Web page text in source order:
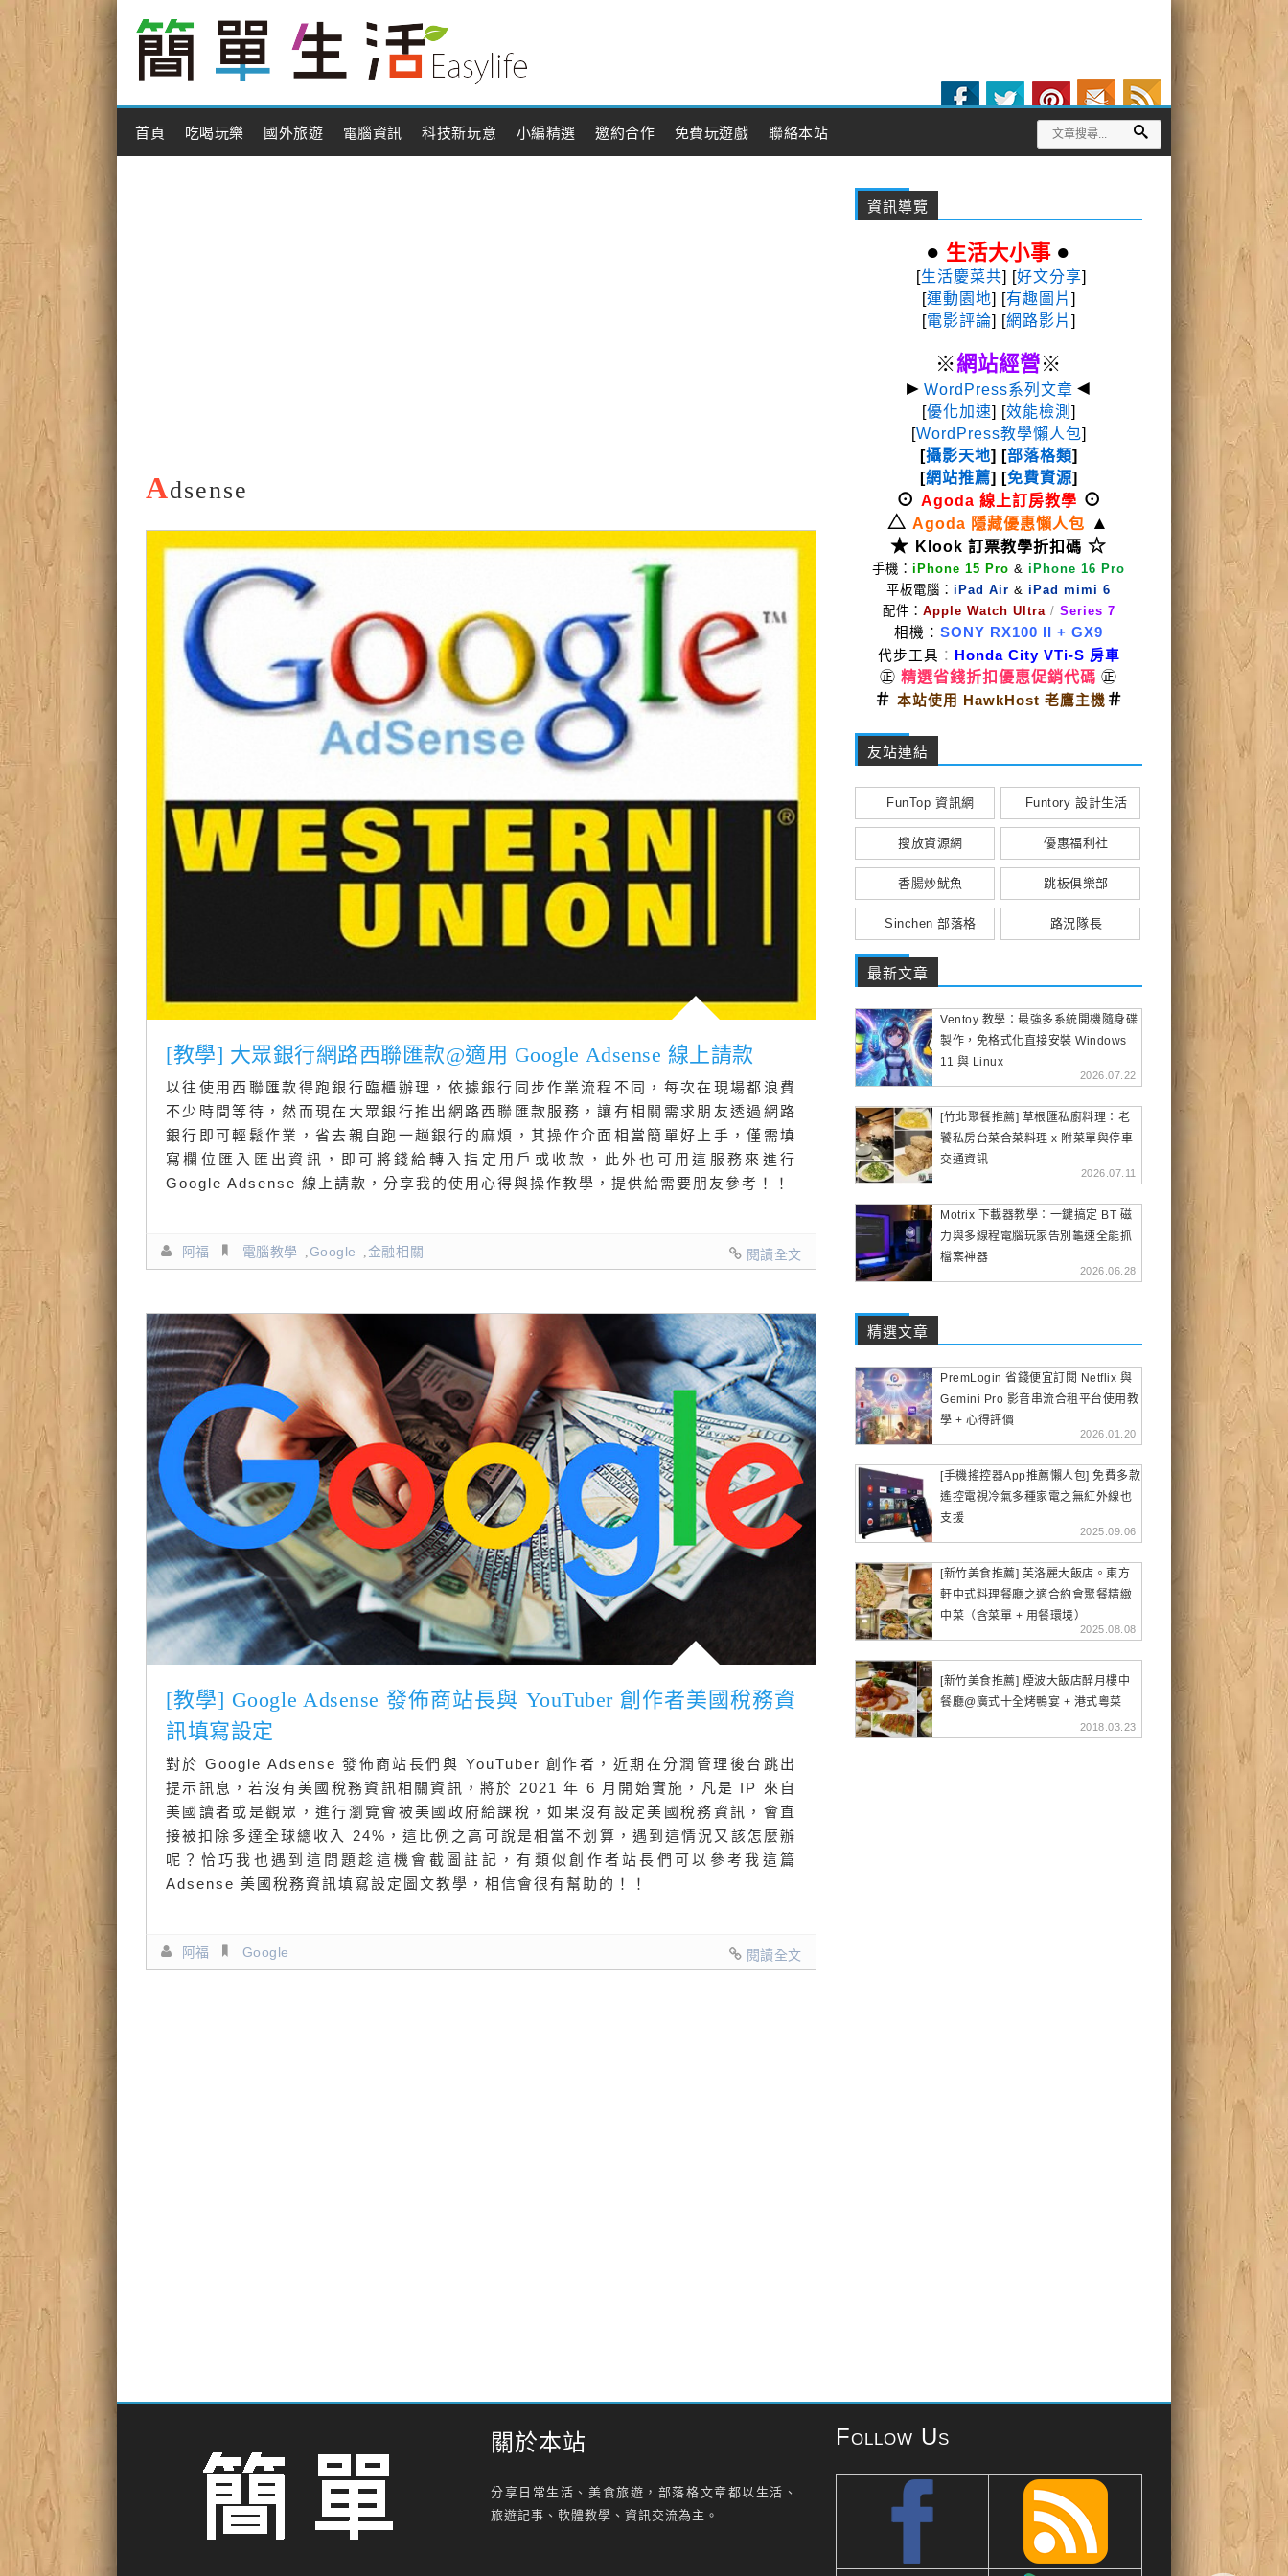
Main Menu
首頁 吃喝玩樂 國外旅遊 電腦資訊 科技新玩意 小編精選 邀約合作 免費玩遊戲 聯絡本站
Adsense
[教學] 大眾銀行網路西聯匯款@適用 Google Adsense 線上請款
以往使用西聯匯款得跑銀行臨櫃辦理，依據銀行同步作業流程不同，每次在現場都浪費
不少時間等待，然而現在大眾銀行推出網路西聯匯款服務，讓有相關需求朋友透過網路
銀行即可輕鬆作業，省去親自跑一趟銀行的麻煩，其操作介面相當簡單好上手，僅需填
寫欄位匯入匯出資訊，即可將錢給轉入指定用戶或收款，此外也可用這服務來進行
Google Adsense 線上請款，分享我的使用心得與操作教學，提供給需要朋友參考！！
阿福 電腦教學 Google 金融相關 閱讀全文
[教學] Google Adsense 發佈商站長與 YouTuber 創作者美國稅務資
訊填寫設定
對於 Google Adsense 發佈商站長們與 YouTuber 創作者，近期在分潤管理後台跳出
提示訊息，若沒有美國稅務資訊相關資訊，將於 2021 年 6 月開始實施，凡是 IP 來自
美國讀者或是觀眾，進行瀏覽會被美國政府給課稅，如果沒有設定美國稅務資訊，會直
接被扣除多達全球總收入 24%，這比例之高可說是相當不划算，遇到這情況又該怎麼辦
呢？恰巧我也遇到這問題趁這機會截圖註記，有類似創作者站長們可以參考我這篇
Adsense 美國稅務資訊填寫設定圖文教學，相信會很有幫助的！！
阿福 Google 閱讀全文
資訊導覽
● 生活大小事 ●
[生活慶菜共] [好文分享]
[運動園地] [有趣圖片 ]
[電影評論] [網路影片 ]
※網站經營※
► WordPress系列文章 ◄
[優化加速] [效能檢測 ]
[WordPress教學懶人包]
[攝影天地] [部落格類]
[網站推薦] [免費資源]
⊙ Agoda 線上訂房教學 ⊙
△ Agoda 隱藏優惠懶人包
▲
★ Klook 訂票教學折扣碼 ☆
手機： iPhone 15 Pro & iPhone 16 Pro
平板電腦： iPad Air & iPad mimi 6
配件： Apple Watch Ultra / Series 7
相機： SONY RX100 II
+ GX9
代步工具 ： Honda City VTi-S 房車
㊣ 精選省錢折扣優惠促銷代碼 ㊣
＃ 本站使用 HawkHost 老鷹主機＃
友站連結
FunTop 資訊網 Funtory 設計生活
搜放資源網 優惠福利社
香腸炒魷魚 跳板俱樂部
Sinchen 部落格 路況隊長
最新文章
Ventoy 教學：最強多系統開機隨身碟
製作，免格式化直接安裝 Windows
11 與 Linux
2026.07.22
[竹北聚餐推薦] 草根匯私廚料理：老
饕私房台菜合菜料理 x 附菜單與停車
交通資訊
2026.07.11
Motrix 下載器教學：一鍵搞定 BT 磁
力與多線程電腦玩家告別龜速全能抓
檔案神器
2026.06.28
精選文章
PremLogin 省錢便宜訂閱 Netflix 與
Gemini Pro 影音串流合租平台使用教
學 + 心得評價
2026.01.20
[手機搖控器App推薦懶人包] 免費多款
遙控電視冷氣多種家電之無紅外線也
支援
2025.09.06
[新竹美食推薦] 芙洛麗大飯店。東方
軒中式料理餐廳之適合約會聚餐精緻
中菜（含菜單 + 用餐環境）
2025.08.08
[新竹美食推薦] 煙波大飯店醉月樓中
餐廳@廣式十全烤鴨宴 + 港式粵菜
2018.03.23
關於本站
分享日常生活、美食旅遊，部落格文章都以生活、
旅遊記事、軟體教學、資訊交流為主。
Follow Us